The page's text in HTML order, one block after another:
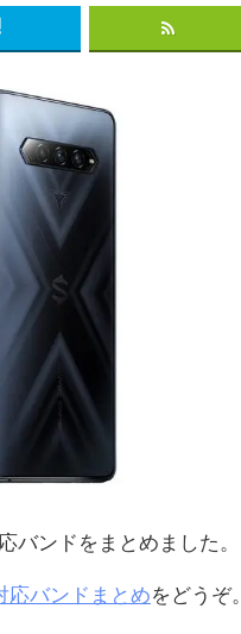
バンドをまとめました。
応バンドまとめをどうぞ。